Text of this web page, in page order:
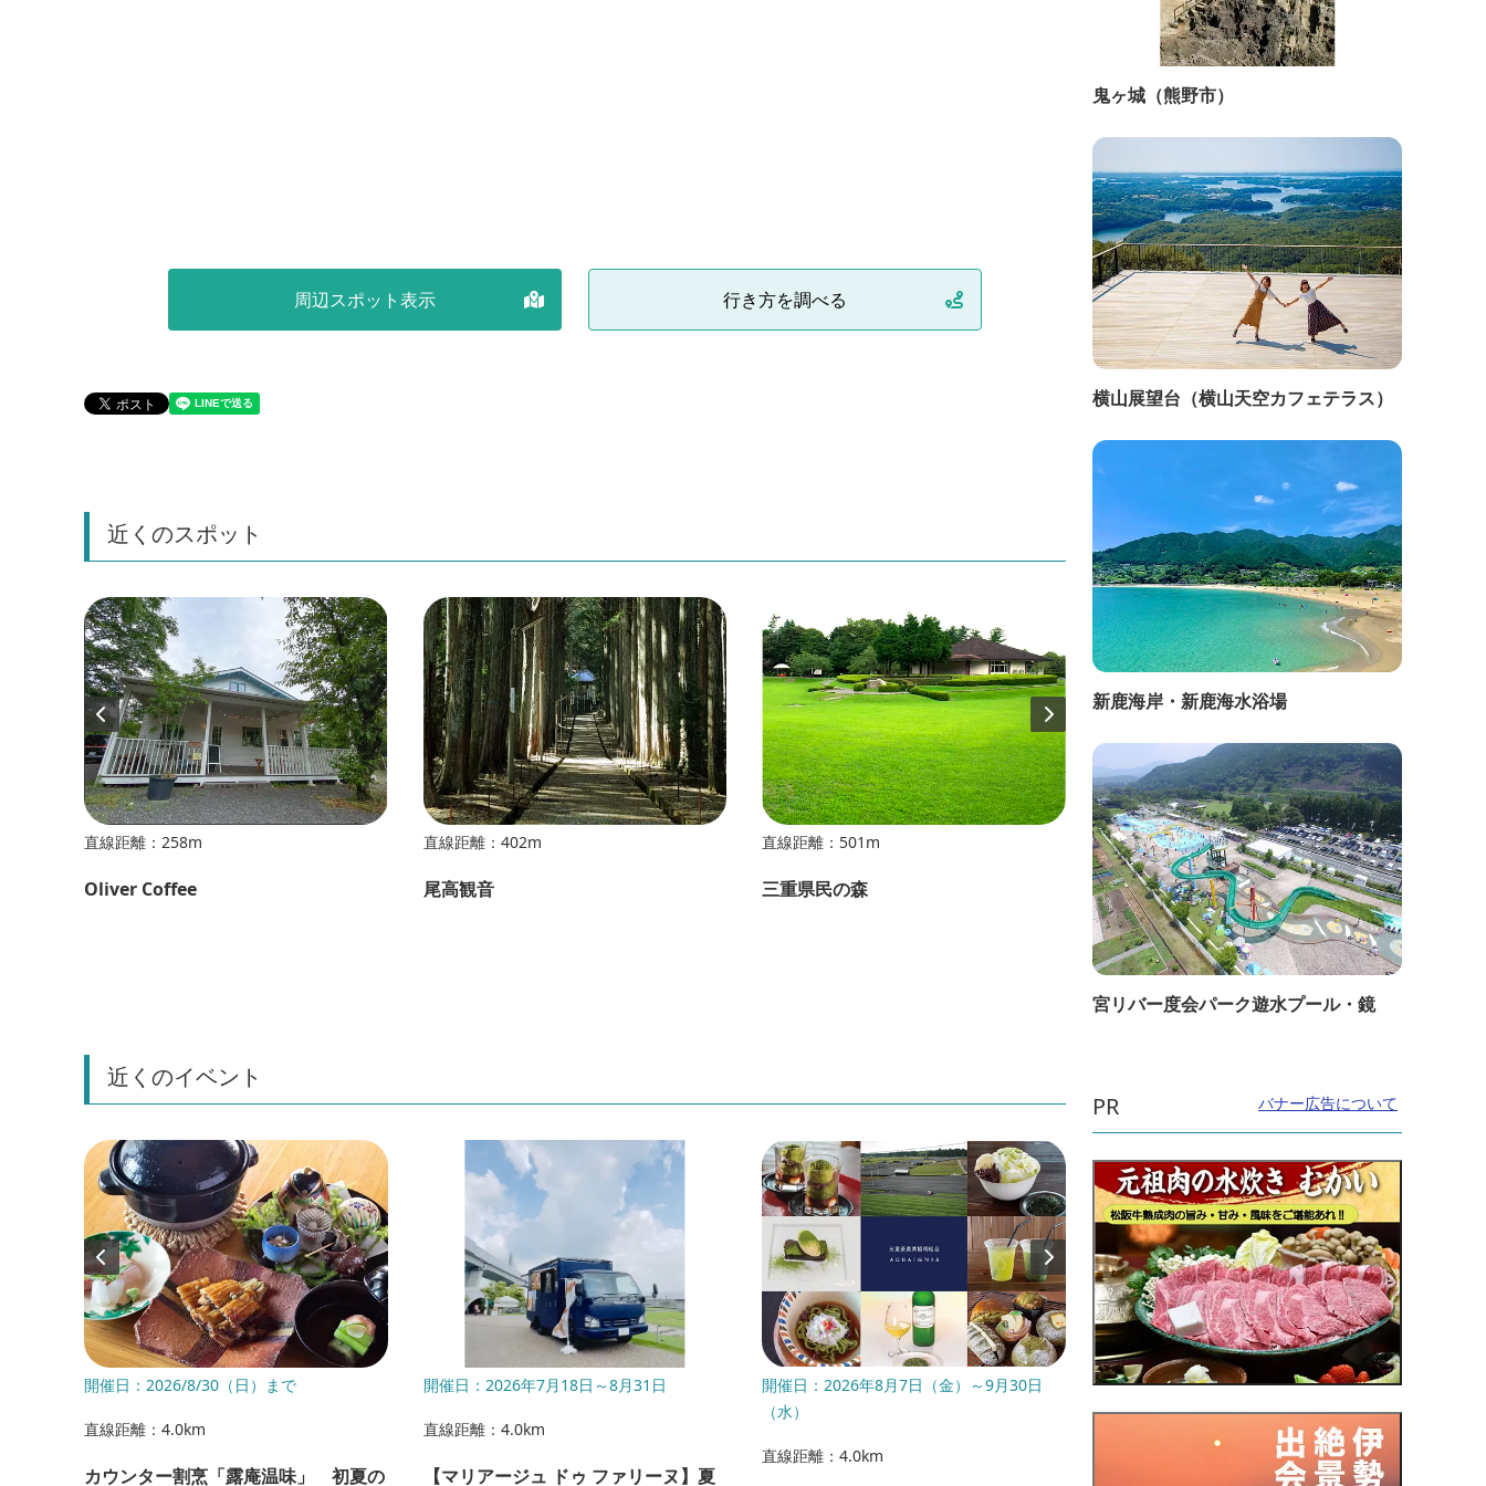
周辺スポット表示 行き方を調べる
近くのスポット
直線距離：258m
Oliver Coffee
直線距離：402m
尾高観音
直線距離：501m
三重県民の森
直線距離：553m
尾高高原乗馬倶楽部ラ･シュボｰシェ
近くのイベント
開催日：2026/8/30（日）まで
直線距離：4.0km
カウンター割烹「露庵温味」 初夏の
開催日：2026年7月18日～8月31日
直線距離：4.0km
【マリアージュ ドゥ ファリーヌ】夏
開催日：2026年8月7日（金）～9月30日
（水）
直線距離：4.0km
開催日：2026年07月31日(金)〜2026年09月
27日(...
鬼ヶ城（熊野市）
横山展望台（横山天空カフェテラス）
新鹿海岸・新鹿海水浴場
宮リバー度会パーク遊水プール・鏡
PR バナー広告について